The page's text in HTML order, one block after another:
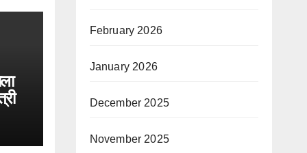
February 2026
January 2026
December 2025
November 2025